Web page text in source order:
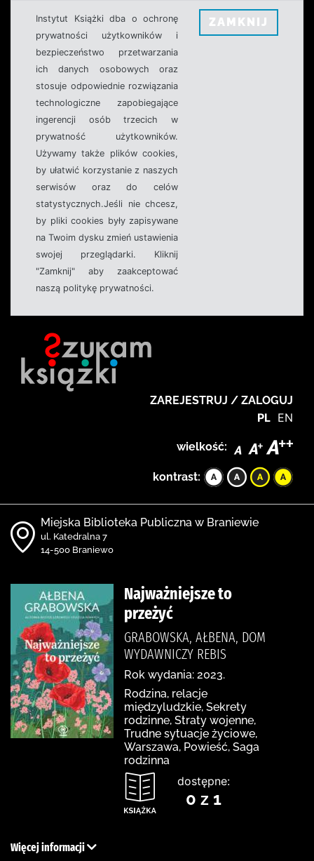
Instytut Książki dba o ochronę
prywatności użytkowników i
bezpieczeństwo przetwarzania
ich danych osobowych oraz
stosuje odpowiednie rozwiązania
technologiczne zapobiegające
ingerencji osób trzecich w
prywatność użytkowników.
Używamy także plików cookies,
by ułatwić korzystanie z naszych
serwisów oraz do celów
statystycznych.Jeśli nie chcesz,
by pliki cookies były zapisywane
na Twoim dysku zmień ustawienia
swojej przeglądarki. Kliknij
"Zamknij" aby zaakceptować
naszą politykę prywatności.
ZAMKNIJ
ZAREJESTRUJ / ZALOGUJ
PL EN
wielkość:
kontrast:
Miejska Biblioteka Publiczna w Braniewie
ul. Katedralna 7
14-500 Braniewo
Najważniejsze to
przeżyć
GRABOWSKA, AŁBENA, DOM
WYDAWNICZY REBIS
Rok wydania: 2023.
Rodzina, relacje
międzyludzkie, Sekrety
rodzinne, Straty wojenne,
Trudne sytuacje życiowe,
Warszawa, Powieść, Saga
rodzinna
dostępne:
0 z 1
Więcej informacji